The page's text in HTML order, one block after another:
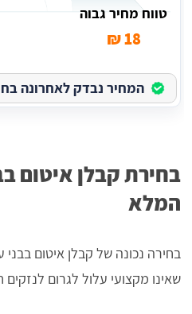
טווח מחיר גבוה
18 ₪
המחיר נבדק לאחרונה
בחירת קבלן איטום
המלא
בחירה נכונה של קבלן איטום בבני
שאינו מקצועי עלול לגרום